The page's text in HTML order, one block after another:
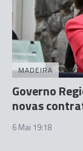
MADEIRA
Governo
novas
6 Mai 19:18